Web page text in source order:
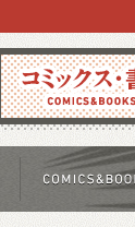
コミックス